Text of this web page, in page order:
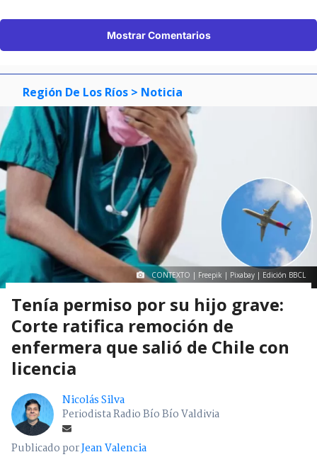
Mostrar Comentarios
Región De Los Ríos > Noticia
CONTEXTO | Freepik | Pixabay | Edición BBCL
Tenía permiso por su hijo grave:
Corte ratifica remoción de
enfermera que salió de Chile con
licencia
Nicolás Silva
Periodista Radio Bío Bío Valdivia
Publicado porJean Valencia